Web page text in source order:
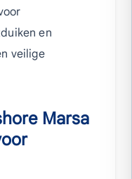
en
veilige
Marsa